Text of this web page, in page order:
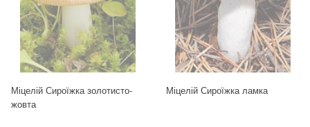
Міцелій Сироїжка золотисто-
жовта
Міцелій Сироїжка ламка